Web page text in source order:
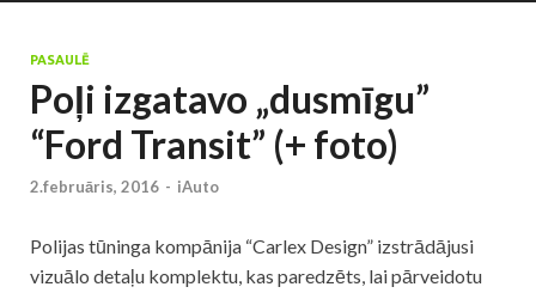
PASAULĒ
Poļi izgatavo „dusmīgu”
“Ford Transit” (+ foto)
2.februāris, 2016 - iAuto
Polijas tūninga kompānija “Carlex Design” izstrādājusi
vizuālo detaļu komplektu, kas paredzēts, lai pārveidotu